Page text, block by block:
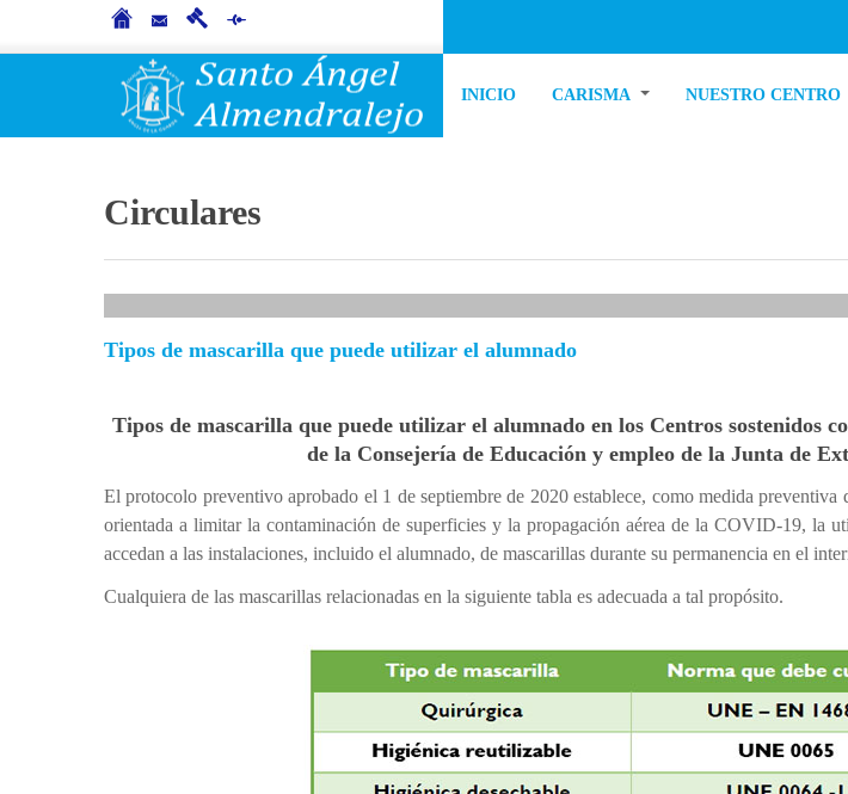
INICIO CARISMA NUESTRO CENTRO
Circulares
Tipos de mascarilla que puede utilizar el alumnado
Tipos de mascarilla que puede utilizar el alumnado en los Centros sostenidos
de la Consejería de Educación y empleo de la Junta de
El protocolo preventivo aprobado el 1 de septiembre de 2020 establece, como medida preventiva
orientada a limitar la contaminación de superficies y la propagación aérea de la COVID-19, la
accedan a las instalaciones, incluido el alumnado, de mascarillas durante su permanencia en el
Cualquiera de las mascarillas relacionadas en la siguiente tabla es adecuada a tal propósito.